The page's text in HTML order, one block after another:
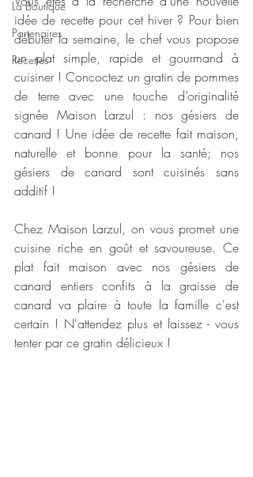
La Boutique
Partenaires
Recettes
idée de recette pour cet hiver ? Pour bien
débuter la semaine, le chef vous propose
un plat simple, rapide et gourmand à
cuisiner ! Concoctez un gratin de pommes
de terre avec une touche d’originalité
signée Maison Larzul : nos gésiers de
canard ! Une idée de recette fait maison,
naturelle et bonne pour la santé; nos
gésiers de canard sont cuisinés sans
additif !
Chez Maison Larzul, on vous promet une
cuisine riche en goût et savoureuse. Ce
plat fait maison avec nos gésiers de
canard entiers confits à la graisse de
canard va plaire à toute la famille c'est
certain ! N'attendez plus et laissez - vous
tenter par ce gratin délicieux !